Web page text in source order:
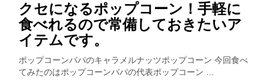
クセになるポップコーン！手軽に
食べれるので常備しておきたいア
イテムです。
ポップコーンパパのキャラメルナッツポップコーン 今回食べ
てみたのはポップコーンパパの代表ポップコーン …